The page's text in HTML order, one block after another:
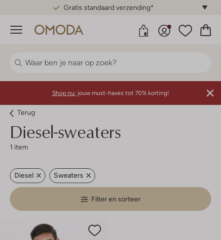
Gratis standaard verzending*
Menu
Shop nu: jouw must-haves tot 70% korting!
Terug
Diesel-sweaters
1 item
Diesel Sweaters
Filter en sorteer